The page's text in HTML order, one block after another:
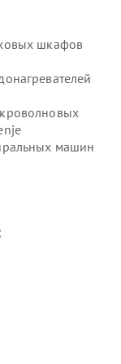
шкафов
машин